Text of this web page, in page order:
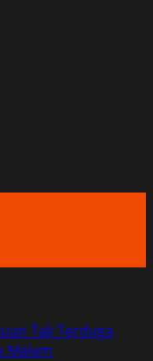
Tak Terduga
Malam